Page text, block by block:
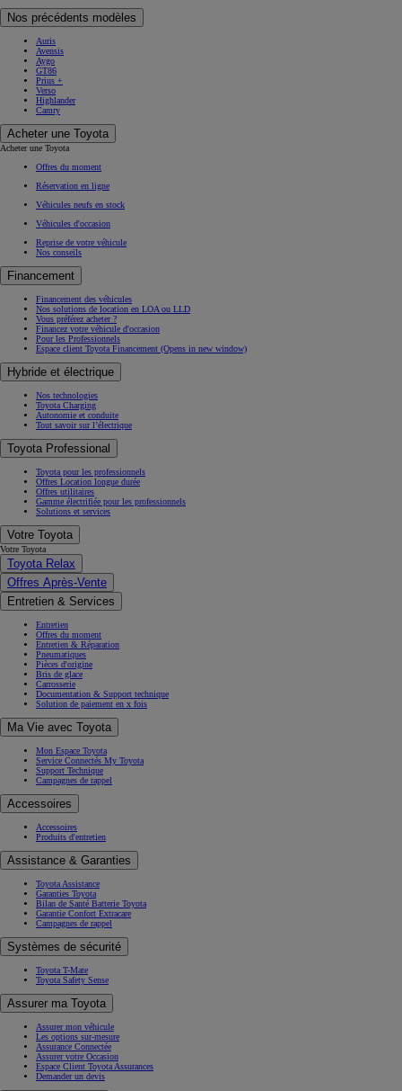
Nos précédents modèles
Auris
Avensis
Aygo
GT86
Prius +
Verso
Highlander
Camry
Acheter une Toyota
Acheter une Toyota
Offres du moment
Réservation en ligne
Véhicules neufs en stock
Véhicules d'occasion
Reprise de votre véhicule
Nos conseils
Financement
Financement des véhicules
Nos solutions de location en LOA ou LLD
Vous préférez acheter ?
Financez votre véhicule d'occasion
Pour les Professionnels
Espace client Toyota Financement (Opens in new window)
Hybride et électrique
Nos technologies
Toyota Charging
Autonomie et conduite
Tout savoir sur l’électrique
Toyota Professional
Toyota pour les professionnels
Offres Location longue durée
Offres utilitaires
Gamme électrifiée pour les professionnels
Solutions et services
Votre Toyota
Votre Toyota
Toyota Relax
Offres Après-Vente
Entretien & Services
Entretien
Offres du moment
Entretien & Réparation
Pneumatiques
Pièces d'origine
Bris de glace
Carrosserie
Documentation & Support technique
Solution de paiement en x fois
Ma Vie avec Toyota
Mon Espace Toyota
Service Connectés My Toyota
Support Technique
Campagnes de rappel
Accessoires
Accessoires
Produits d'entretien
Assistance & Garanties
Toyota Assistance
Garanties Toyota
Bilan de Santé Batterie Toyota
Garantie Confort Extracare
Campagnes de rappel
Systèmes de sécurité
Toyota T-Mate
Toyota Safety Sense
Assurer ma Toyota
Assurer mon véhicule
Les options sur-mesure
Assurance Connectée
Assurer votre Occasion
Espace Client Toyota Assurances
Demander un devis